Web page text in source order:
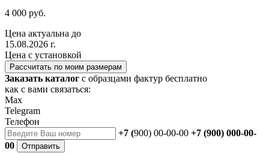
4 000 руб.
Цена актуальна до
15.08.2026 г.
Цена с установкой
Рассчитать по моим размерам
Заказать каталог с образцами фактур бесплатно
как с вами связаться:
Max
Telegram
Телефон
+7 (900) 00-00-00 +7 (900) 000-00-
00
Отправить